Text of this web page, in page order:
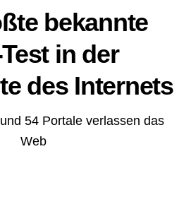
bekannte
in der
des Internets
54 Portale verlassen das
Web